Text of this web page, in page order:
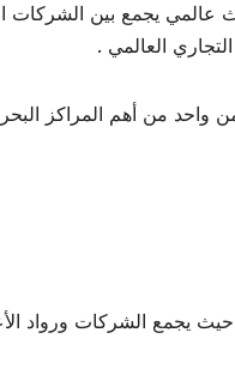
ستار 2024″، الذي يُعد أكبر حدث عالمي
العالمي .
حيث يجمع الشركات ورواد